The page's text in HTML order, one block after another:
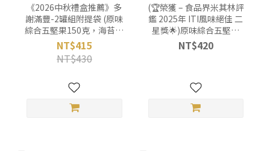
《2026中秋禮盒推薦》多
謝滿豐-2罐組附提袋 (原味
綜合五堅果150克，海苔堅
果脆片95克)(素食)
NT$415
NT$430
(🏆榮獲 – 食品界米其林評
鑑 2025年 ITI風味絕佳 二
星獎🌟)原味綜合五堅果
Mixed Nuts(素食)
NT$420